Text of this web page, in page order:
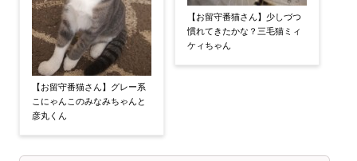
【お留守番猫さん】グレー系
こにゃんこのみなみちゃんと
彦丸くん
【お留守番猫さん】少しづつ
慣れてきたかな？三毛猫ミィ
ケィちゃん